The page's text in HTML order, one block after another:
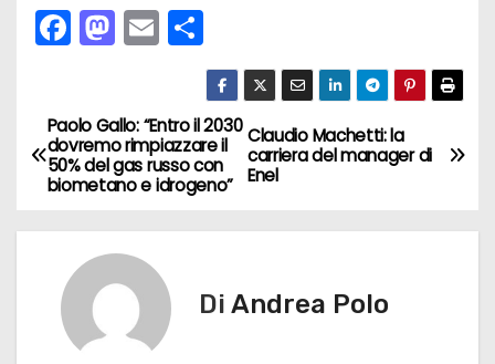
F
a
e
b
o
o
k
M
a
o
d
o
n
E
m
l
C
o
n
di
vi
di
N
a
v
Claudio Machetti: la
carriera del manager di
Enel
Paolo Gallo: “Entro il 2030
dovremo rimpiazzare il
50% del gas russo con
biometano e idrogeno”
Di Andrea Polo